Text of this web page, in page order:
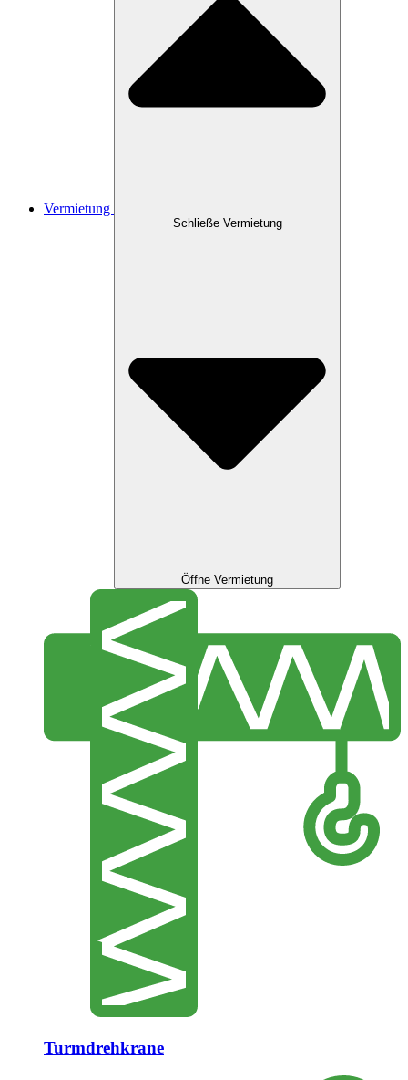
Vermietung
Schließe Vermietung
Öffne Vermietung
Turmdrehkrane